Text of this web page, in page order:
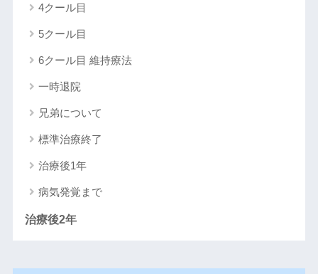
4クール目
5クール目
6クール目 維持療法
一時退院
兄弟について
標準治療終了
治療後1年
病気発覚まで
治療後2年